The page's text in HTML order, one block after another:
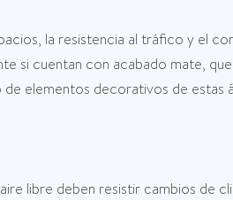
la resistencia al tráfico y el
si cuentan con acabado mate,
elementos decorativos de estas
libre deben resistir cambios de